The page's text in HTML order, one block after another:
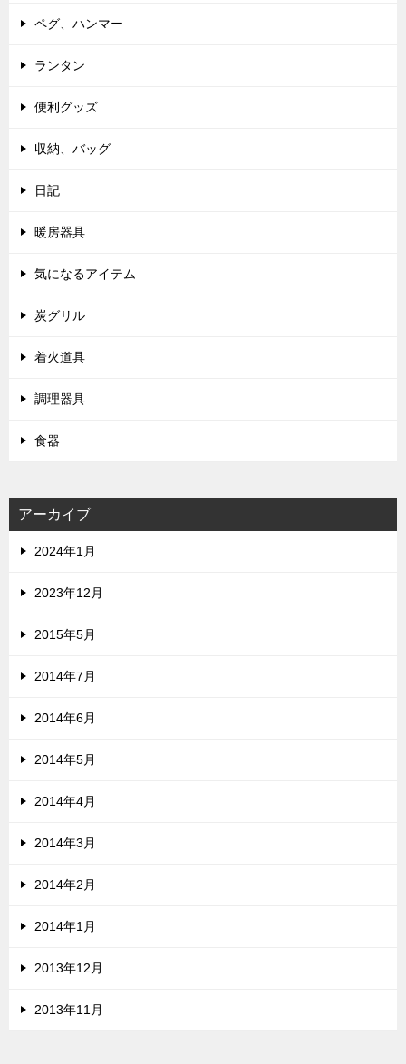
ペグ、ハンマー
ランタン
便利グッズ
収納、バッグ
日記
暖房器具
気になるアイテム
炭グリル
着火道具
調理器具
食器
アーカイブ
2024年1月
2023年12月
2015年5月
2014年7月
2014年6月
2014年5月
2014年4月
2014年3月
2014年2月
2014年1月
2013年12月
2013年11月